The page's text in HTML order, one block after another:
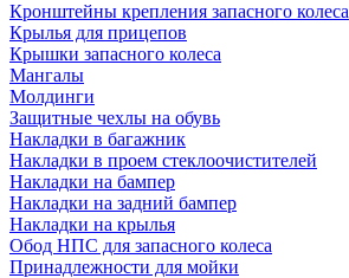
Кронштейны крепления запасного колеса
Крылья для прицепов
Крышки запасного колеса
Мангалы
Молдинги
Защитные чехлы на обувь
Накладки в багажник
Накладки в проем стеклоочистителей
Накладки на бампер
Накладки на задний бампер
Накладки на крылья
Обод НПС для запасного колеса
Принадлежности для мойки